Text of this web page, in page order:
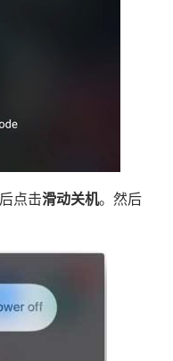
点击滑动关机。然后